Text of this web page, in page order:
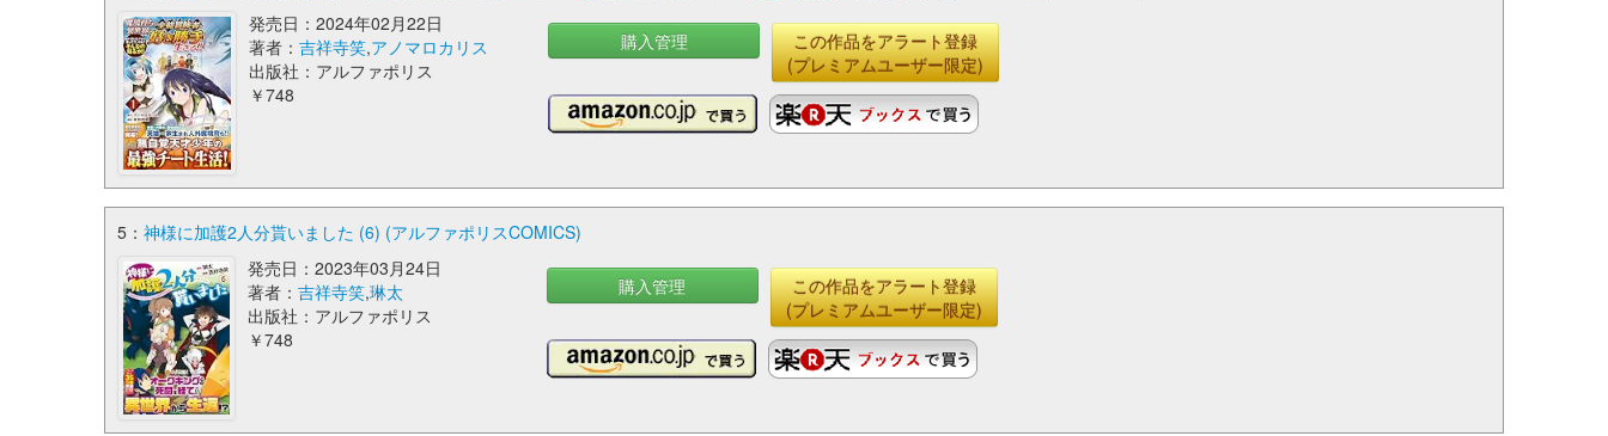
発売日：2024年02月22日
著者：吉祥寺笑,アノマロカリス
出版社：アルファポリス
￥748
購入管理
この作品をアラート登録
(プレミアムユーザー限定)
5： 神様に加護2人分貰いました (6) (アルファポリスCOMICS)
発売日：2023年03月24日
著者： 吉祥寺笑,琳太
出版社：アルファポリス
￥748
購入管理
この作品をアラート登録
(プレミアムユーザー限定)